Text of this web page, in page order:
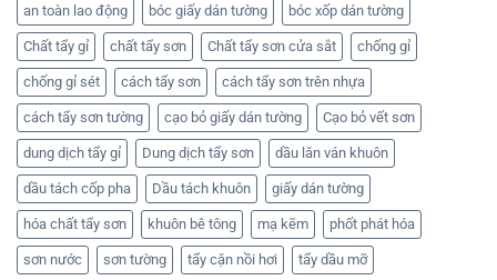
an toàn lao động bóc giấy dán tường bóc xốp dán tường
Chất tẩy gỉ chất tẩy sơn Chất tẩy sơn cửa sắt chống gỉ
chống gỉ sét cách tẩy sơn cách tẩy sơn trên nhựa
cách tẩy sơn tường cạo bỏ giấy dán tường Cạo bỏ vết sơn
dung dịch tẩy gỉ Dung dịch tẩy sơn dầu lăn ván khuôn
dầu tách cốp pha Dầu tách khuôn giấy dán tường
hóa chất tẩy sơn khuôn bê tông mạ kẽm phốt phát hóa
sơn nước sơn tường tẩy cặn nồi hơi tẩy dầu mỡ